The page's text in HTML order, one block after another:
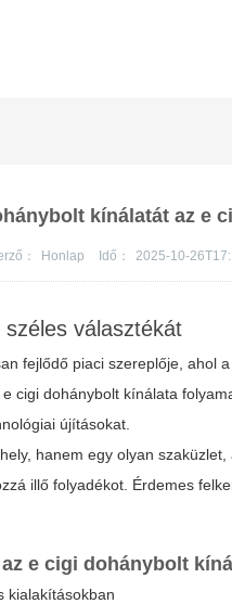
kínálatát az e
： Honlap Idő： 2025-10-
széles választékát
fejlődő piaci szereplője, ahol
e cigi dohánybolt kínálata
újításokat.
hanem egy olyan
illő folyadékot. Érdemes
aze cigi dohánybolt
kialakításokban